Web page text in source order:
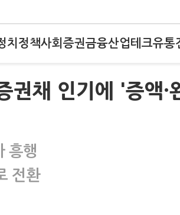
치 정책사회 증권금융산업테크유통
권채 인기에 '증액·
흥행
전환